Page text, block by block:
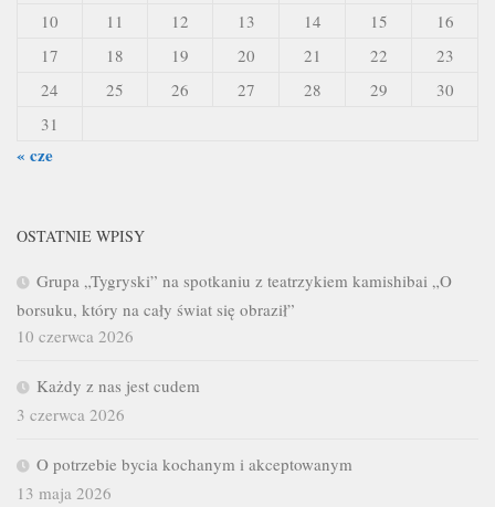
10
11 12 13 14 15
16
17
18 19 20 21 22
23
24
25 26 27 28 29
30
31
« cze
OSTATNIE WPISY
Grupa „Tygryski” na spotkaniu z teatrzykiem kamishibai „O
borsuku, który na cały świat się obraził”
10 czerwca 2026
Każdy z nas jest cudem
3 czerwca 2026
O potrzebie bycia kochanym i akceptowanym
13 maja 2026